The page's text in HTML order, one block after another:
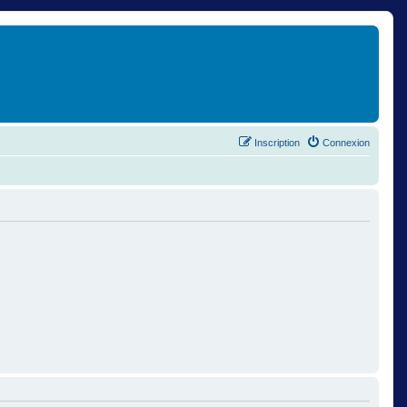
Connexion
Inscription